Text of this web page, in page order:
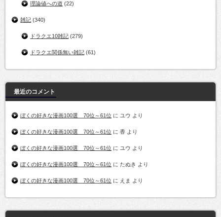
理論値への道 (22)
雑記 (340)
ドラクエ10雑記 (279)
ドラクエ関係無い雑記 (61)
最近のコメント
ぼくの好きな漫画100選 70位～61位 に ユウ より
ぼくの好きな漫画100選 70位～61位 に 香 より
ぼくの好きな漫画100選 70位～61位 に ユウ より
ぼくの好きな漫画100選 70位～61位 に たぬき より
ぼくの好きな漫画100選 70位～61位 に えま より